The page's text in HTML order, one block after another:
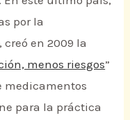
por la
en 2009 la
menos riesgos”
medicamentos
para la práctica